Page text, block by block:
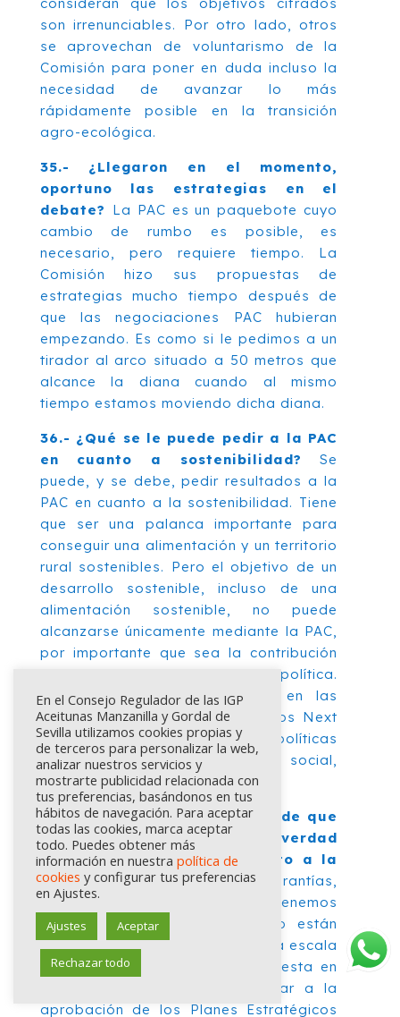
son irrenunciables. Por otro lado, otros
se aprovechan de voluntarismo de la
Comisión para poner en duda incluso la
necesidad de avanzar lo más
rápidamente posible en la transición
agro-ecológica.
35.- ¿Llegaron en el momento,
oportuno las estrategias en el
debate? La PAC es un paquebote cuyo
cambio de rumbo es posible, es
necesario, pero requiere tiempo. La
Comisión hizo sus propuestas de
estrategias mucho tiempo después de
que las negociaciones PAC hubieran
empezando. Es como si le pedimos a un
tirador al arco situado a 50 metros que
alcance la diana cuando al mismo
tiempo estamos moviendo dicha diana.
36.- ¿Qué se le puede pedir a la PAC
en cuanto a sostenibilidad?Se
puede, y se debe, pedir resultados a la
PAC en cuanto a la sostenibilidad. Tiene
que ser una palanca importante para
conseguir una alimentación y un territorio
rural sostenibles. Pero el objetivo de un
desarrollo sostenible, incluso de una
alimentación sostenible, no puede
alcanzarse únicamente mediante la PAC,
por importante que sea la contribución
posible y necesaria de dicha política.
Estoy pensando, entre otros, en las
ayudas de estado, en los fondos Next
Gen y (entre otras) en las políticas
fiscal, territorial y regional, social,
educativa…
37.- ¿Qué garantías tenemos de que
los Eco-esquemas vayan de verdad
a tener un impacto en cuanto a la
transición agro-ecológica?
Garantías,
lo que se dice garantías, tenemos
pocas. Los Eco-esquemas solo están
definidos en sus grandes líneas a escala
europea. El detalle (y el diablo esta en
los detalles) tendrá que esperar a la
aprobación de los Planes Estratégicos
En el Consejo Regulador de las IGP
Aceitunas Manzanilla y Gordal de
Sevilla utilizamos cookies propias y
de terceros para personalizar la web,
analizar nuestros servicios y
mostrarte publicidad relacionada con
tus preferencias, basándonos en tus
hábitos de navegación. Para aceptar
todas las cookies, marca aceptar
todo. Puedes obtener más
información en nuestra política de
cookies y configurar tus preferencias
en Ajustes.
Ajustes Aceptar
Rechazar todo